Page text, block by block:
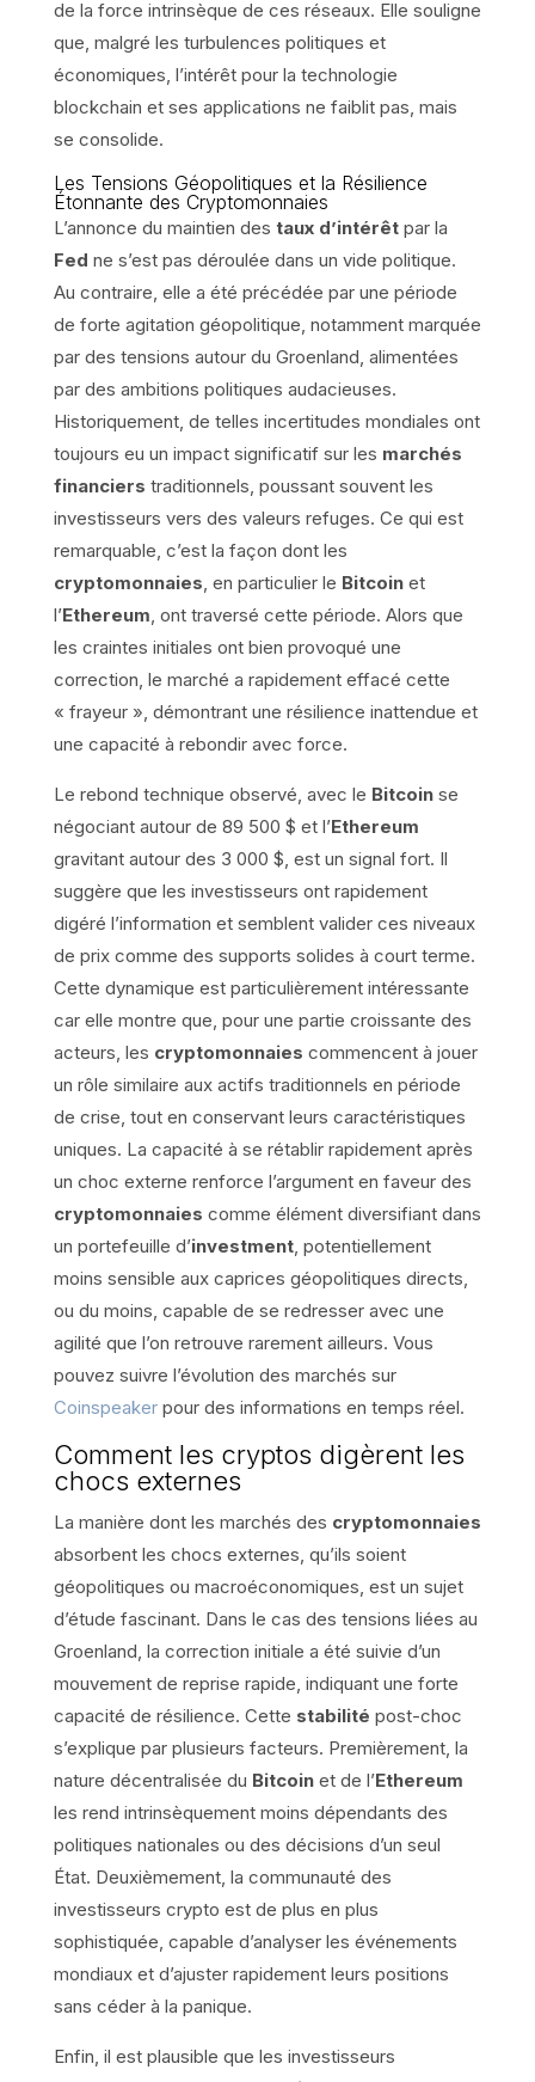
de la force intrinsèque de ces réseaux. Elle souligne
que, malgré les turbulences politiques et
économiques, l’intérêt pour la technologie
blockchain et ses applications ne faiblit pas, mais
se consolide.
Les Tensions Géopolitiques et la Résilience
Étonnante des Cryptomonnaies
L’annonce du maintien des taux d’intérêtpar la
Fed ne s’est pas déroulée dans un vide politique.
Au contraire, elle a été précédée par une période
de forte agitation géopolitique, notamment marquée
par des tensions autour du Groenland, alimentées
par des ambitions politiques audacieuses.
Historiquement, de telles incertitudes mondiales ont
toujours eu un impact significatif sur les marchés
financiers traditionnels, poussant souvent les
investisseurs vers des valeurs refuges. Ce qui est
remarquable, c’est la façon dont les
cryptomonnaies , en particulier le Bitcoinet
l’Ethereum , ont traversé cette période. Alors que
les craintes initiales ont bien provoqué une
correction, le marché a rapidement effacé cette
« frayeur », démontrant une résilience inattendue et
une capacité à rebondir avec force.
Le rebond technique observé, avec le Bitcoinse
négociant autour de 89 500 $ et l’Ethereum
gravitant autour des 3 000 $, est un signal fort. Il
suggère que les investisseurs ont rapidement
digéré l’information et semblent valider ces niveaux
de prix comme des supports solides à court terme.
Cette dynamique est particulièrement intéressante
car elle montre que, pour une partie croissante des
acteurs, les cryptomonnaies commencent à jouer
un rôle similaire aux actifs traditionnels en période
de crise, tout en conservant leurs caractéristiques
uniques. La capacité à se rétablir rapidement après
un choc externe renforce l’argument en faveur des
cryptomonnaies comme élément diversifiant dans
un portefeuille d’investment, potentiellement
moins sensible aux caprices géopolitiques directs,
ou du moins, capable de se redresser avec une
agilité que l’on retrouve rarement ailleurs. Vous
pouvez suivre l’évolution des marchés sur
Coinspeakerpour des informations en temps réel.
Comment les cryptos digèrent les
chocs externes
La manière dont les marchés des cryptomonnaies
absorbent les chocs externes, qu’ils soient
géopolitiques ou macroéconomiques, est un sujet
d’étude fascinant. Dans le cas des tensions liées au
Groenland, la correction initiale a été suivie d’un
mouvement de reprise rapide, indiquant une forte
capacité de résilience. Cette stabilité post-choc
s’explique par plusieurs facteurs. Premièrement, la
nature décentralisée du Bitcoinet de l’Ethereum
les rend intrinsèquement moins dépendants des
politiques nationales ou des décisions d’un seul
État. Deuxièmement, la communauté des
investisseurs crypto est de plus en plus
sophistiquée, capable d’analyser les événements
mondiaux et d’ajuster rapidement leurs positions
sans céder à la panique.
Enfin, il est plausible que les investisseurs